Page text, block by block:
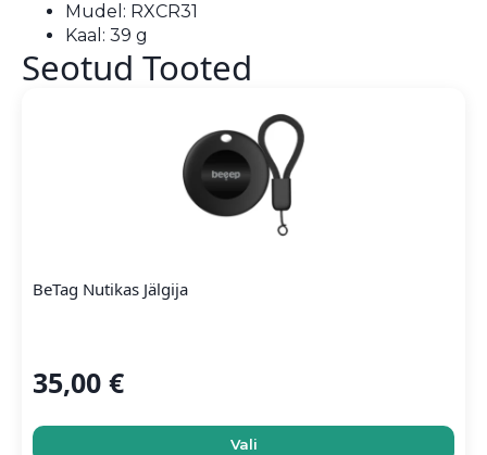
Mudel: RXCR31
Kaal: 39 g
Seotud Tooted
BeTag Nutikas Jälgija
35,00 €
Vali
This